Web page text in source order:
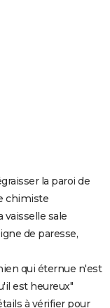
la paroi de
chimiste
vaisselle sale
de paresse,
qui éternue n'est
est heureux"
à vérifier pour